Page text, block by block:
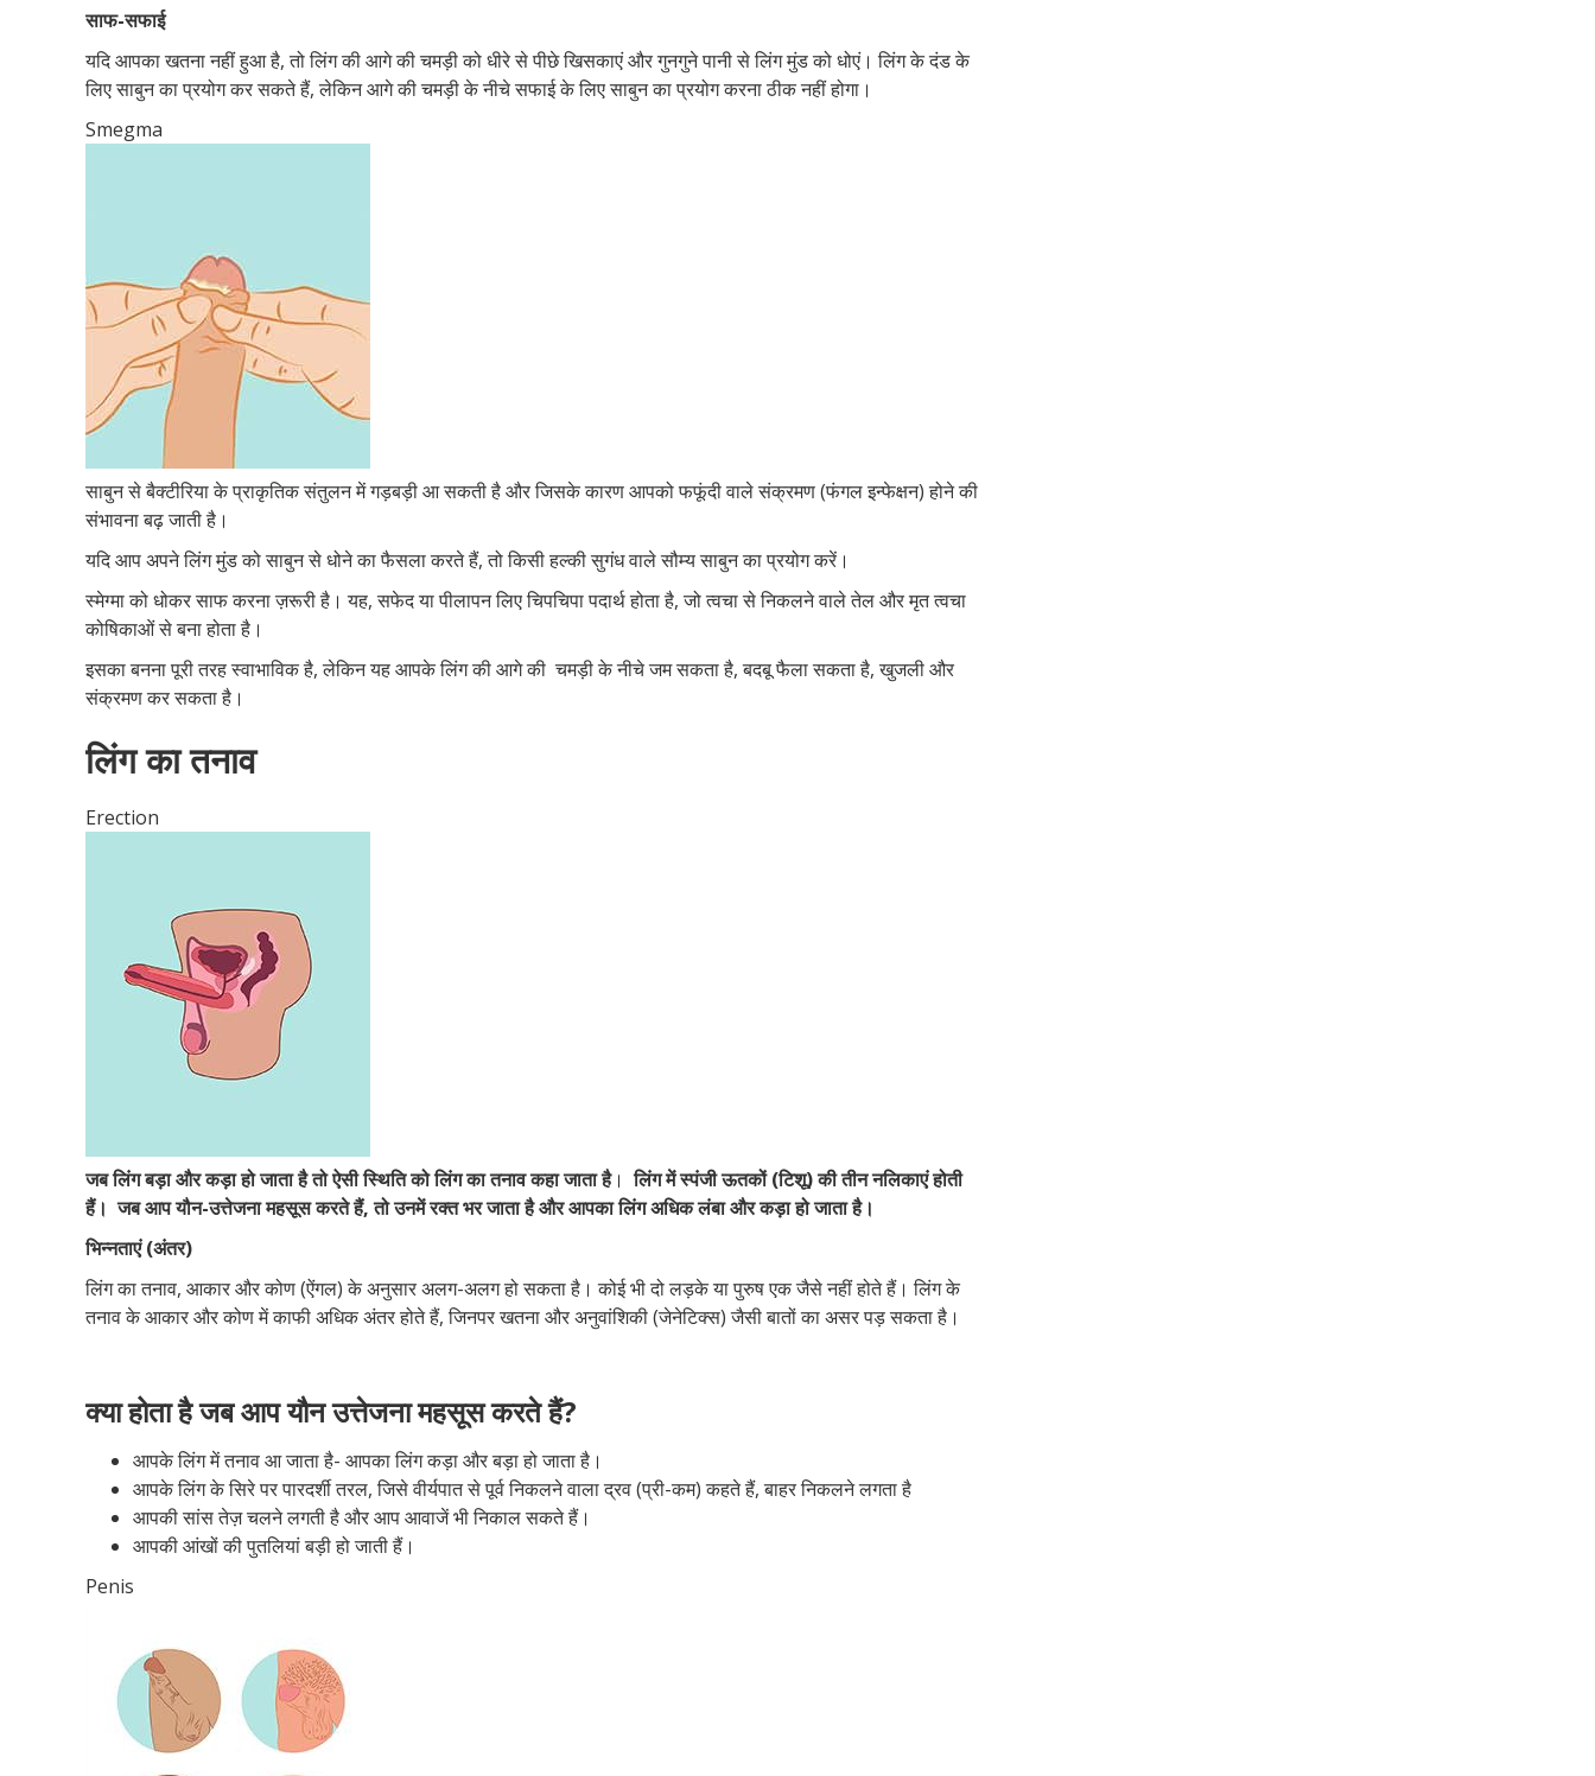
साफ-सफाई
यदि आपका खतना नहीं हुआ है, तो लिंग की आगे की चमड़ी को धीरे से पीछे खिसकाएं और गुनगुने पानी से लिंग मुंड को धोएं। लिंग के दंड के
लिए साबुन का प्रयोग कर सकते हैं, लेकिन आगे की चमड़ी के नीचे सफाई के लिए साबुन का प्रयोग करना ठीक नहीं होगा।
Smegma
साबुन से बैक्टीरिया के प्राकृतिक संतुलन में गड़बड़ी आ सकती है और जिसके कारण आपको फफूंदी वाले संक्रमण (फंगल इन्फेक्षन) होने की
संभावना बढ़ जाती है।
यदि आप अपने लिंग मुंड को साबुन से धोने का फैसला करते हैं, तो किसी हल्की सुगंध वाले सौम्य साबुन का प्रयोग करें।
स्मेग्मा को धोकर साफ करना ज़रूरी है। यह, सफेद या पीलापन लिए चिपचिपा पदार्थ होता है, जो त्वचा से निकलने वाले तेल और मृत त्वचा
कोषिकाओं से बना होता है।
इसका बनना पूरी तरह स्वाभाविक है, लेकिन यह आपके लिंग की आगे की चमड़ी के नीचे जम सकता है, बदबू फैला सकता है, खुजली और
संक्रमण कर सकता है।
लिंग का तनाव
Erection
जब लिंग बड़ा और कड़ा हो जाता है तो ऐसी स्थिति को लिंग का तनाव कहा जाता है।लिंग में स्पंजी ऊतकों (टिशू) की तीन नलिकाएं होती
हैं। जब आप यौन-उत्तेजना महसूस करते हैं, तो उनमें रक्त भर जाता है और आपका लिंग अधिक लंबा और कड़ा हो जाता है।
भिन्नताएं (अंतर)
लिंग का तनाव, आकार और कोण (ऐंगल) के अनुसार अलग-अलग हो सकता है। कोई भी दो लड़के या पुरुष एक जैसे नहीं होते हैं। लिंग के
तनाव के आकार और कोण में काफी अधिक अंतर होते हैं, जिनपर खतना और अनुवांशिकी (जेनेटिक्स) जैसी बातों का असर पड़ सकता है।
क्या होता है जब आप यौन उत्तेजना महसूस करते हैं?
आपके लिंग में तनाव आ जाता है- आपका लिंग कड़ा और बड़ा हो जाता है।
आपके लिंग के सिरे पर पारदर्शी तरल, जिसे वीर्यपात से पूर्व निकलने वाला द्रव (प्री-कम) कहते हैं, बाहर निकलने लगता है
आपकी सांस तेज़ चलने लगती है और आप आवाजें भी निकाल सकते हैं।
आपकी आंखों की पुतलियां बड़ी हो जाती हैं।
Penis